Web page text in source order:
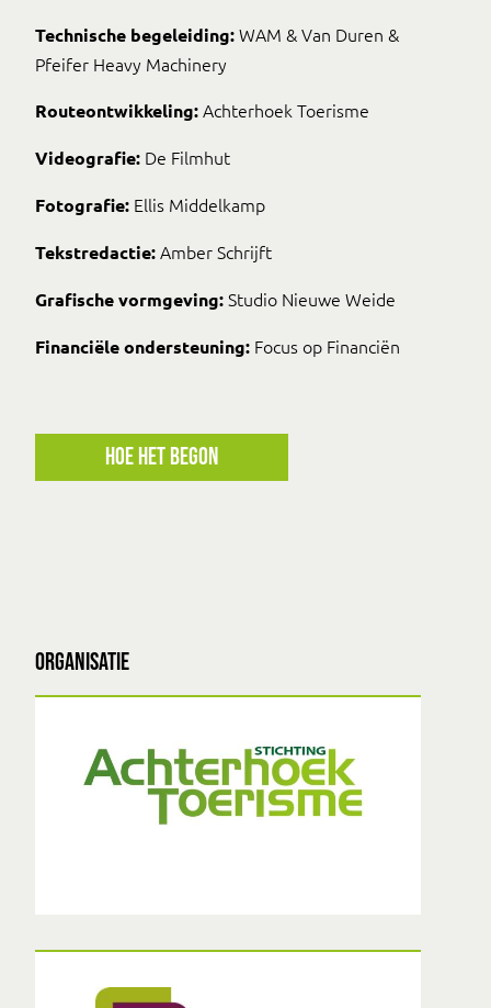
Technische begeleiding:WAM & Van Duren &
Pfeifer Heavy Machinery
Routeontwikkeling:Achterhoek Toerisme
Videografie: De Filmhut
Fotografie: Ellis Middelkamp
Tekstredactie:Amber Schrijft
Grafische vormgeving:Studio Nieuwe Weide
Financiële ondersteuning: Focus op Financiën
Hoe het begon
ORGANISATIE